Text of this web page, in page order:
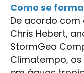
Como se
De acordo
Chris Hebert,
StormGeo
Climatempo,